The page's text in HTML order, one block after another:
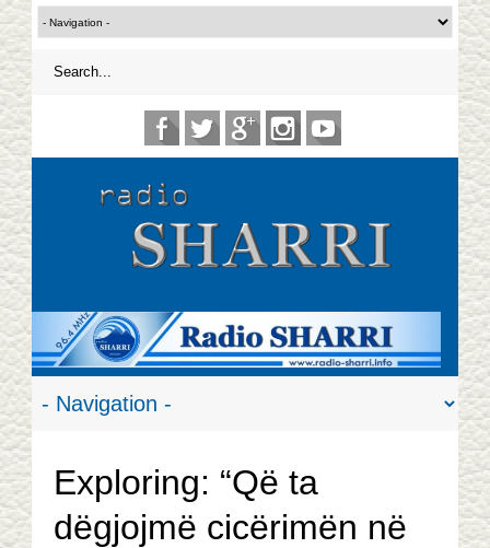
Exploring: “Që ta
dëgjojmë cicërimën në